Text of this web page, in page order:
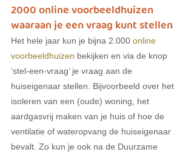
2000 online voorbeeldhuizen
waaraan je een vraag kunt stellen
Het hele jaar kun je bijna 2.000 online
voorbeeldhuizen bekijken en via de knop
‘stel-een-vraag’ je vraag aan de
huiseigenaar stellen. Bijvoorbeeld over het
isoleren van een (oude) woning, het
aardgasvrij maken van je huis of hoe de
ventilatie of wateropvang de huiseigenaar
bevalt. Zo kun je ook na de Duurzame